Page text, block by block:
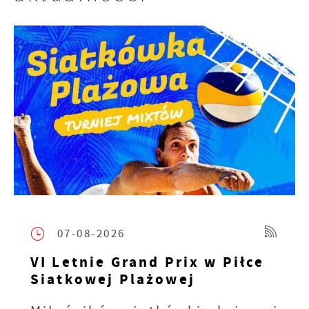
07-08-2026
VI Letnie Grand Prix w Piłce
Siatkowej Plażowej